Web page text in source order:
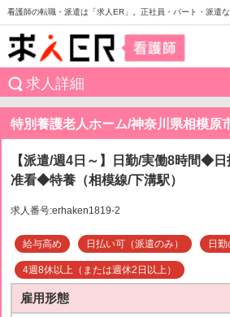
看護師の転職・派遣は「求人ER」。正社員・パート・派遣
求人詳細
特別養護老人ホーム/神奈川県相模原
【派遣/週4日～】日勤/実働8時間◆
准看◆特養（相模線/下溝駅）
求人番号:erhaken1819-2
給与高め 日払い可（派遣のみ） 日
4週8休以上（または週休2日以上）
雇用形態